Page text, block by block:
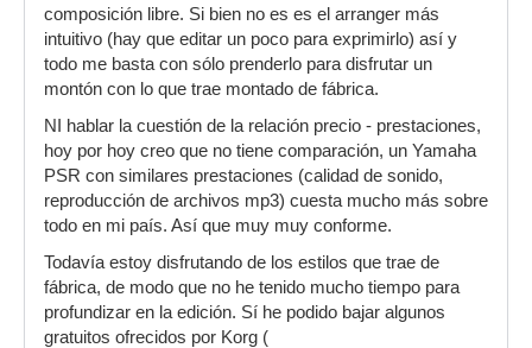
composición libre. Si bien no es es el arranger más
intuitivo (hay que editar un poco para exprimirlo) así y
todo me basta con sólo prenderlo para disfrutar un
montón con lo que trae montado de fábrica.
NI hablar la cuestión de la relación precio - prestaciones,
hoy por hoy creo que no tiene comparación, un Yamaha
PSR con similares prestaciones (calidad de sonido,
reproducción de archivos mp3) cuesta mucho más sobre
todo en mi país. Así que muy muy conforme.
Todavía estoy disfrutando de los estilos que trae de
fábrica, de modo que no he tenido mucho tiempo para
profundizar en la edición. Sí he podido bajar algunos
gratuitos ofrecidos por Korg (